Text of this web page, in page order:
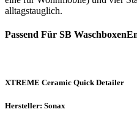
alltagstauglich.
Passend Für SB
XTREME Ceramic Quick Detailer
Hersteller: Sonax